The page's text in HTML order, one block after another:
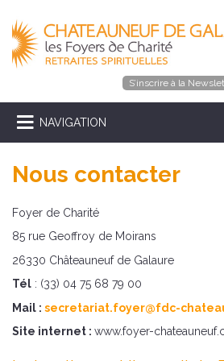
S’inscrire à la
NAVIGATION
Nous contacter
Foyer de Charité
85 rue Geoffroy de Moirans
26330 Châteauneuf de Galaure
Tél : (33) 04 75 68 79 00
Mail : secretariat.foyer@fdc-
Site internet : www.foyer-